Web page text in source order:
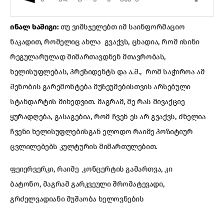
ინალ ხაშიგი:თუ ვიმსჯელებთ იმ საინფორმაციო
ნაკადით, რომელიც ახლა გვაქვს, ცხადია, რომ ისინი
რეგულარულად მიმართავდნენ მთავრობას,
ხელისუფლებას, პრეზიდენტს და ა.შ., რომ საჭიროა ამ
შენობის გარემონტება მუზეუმებისთვის არსებული
სტანდარტის მიხედვით. მაგრამ, მე რას მივაქციე
ყურადღება, გასაგებია, რომ ჩვენ ეს არ გვაქვს, ძნელია
ჩვენი ხელისუფლებისგან ელოდო რაიმე პოზიტიურ
ცვლილებებს კულტურის მიმართულებით.
ფეიერვერკი, რაიმე კონცერტის გამართვა, კი
ბატონო, მაგრამ გარკვეული შრომატევადი,
გრძელვადიანი მუშაობა ხელოვნების